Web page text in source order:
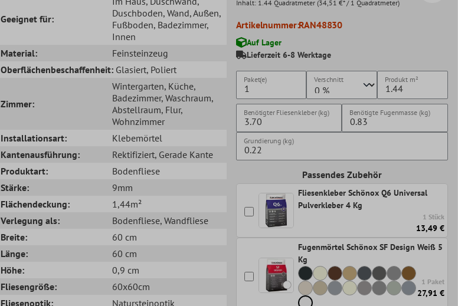
Geeignet für:
Duschboden, Wand, Außen,
Fußboden, Badezimmer,
Innen
Material:
Feinsteinzeug
Oberflächenbeschaffenheit: Glasiert, Poliert
Zimmer:
Wintergarten, Küche,
Badezimmer, Waschraum,
Abstellraum, Flur,
Wohnzimmer
Installationsart:
Klebemörtel
Kantenausführung:
Rektifiziert, Gerade Kante
Produktart:
Bodenfliese
Stärke:
9mm
Flächendeckung:
1,44m²
Verlegung als:
Bodenfliese, Wandfliese
Breite:
60 cm
Länge:
60 cm
Höhe:
0,9 cm
Fliesengröße:
60x60cm
Fliesenoptik:
Natursteinoptik
Inhalt: 1.44 Quadratmeter (34,51 €* / 1 Quadratmeter)
Artikelnummer:RAN48830
Auf Lager
Lieferzeit 6-8 Werktage
Paket(e) Verschnitt Produkt m²
Benötigter Fliesenkleber (kg) Benötigte Fugenmasse (kg)
Grundierung (kg)
Passendes Zubehör
Fliesenkleber Schönox Q6 Universal
Pulverkleber 4 Kg
1 Stück
13,49 €
Fugenmörtel Schönox SF Design Weiß 5
Kg
1 Paket
27,91 €